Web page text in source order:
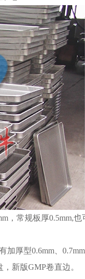
，常规板厚0.5mm,
厚型0.6mm、0.7mm
新版GMP卷直边。